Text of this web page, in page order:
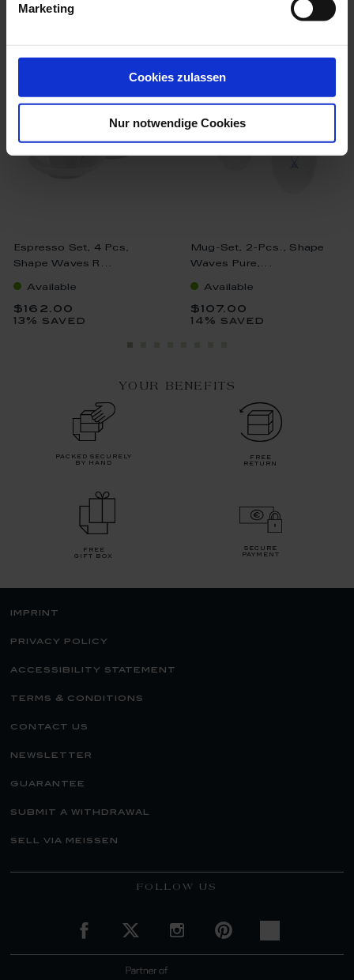
Marketing
Cookies zulassen
Nur notwendige Cookies
Espresso Set, 4 Pcs,
Shape Waves R...
Available
$162.00
13% saved
Mug-Set, 2-Pcs., Shape
Waves Pure,...
Available
$107.00
14% saved
YOUR BENEFITS
packed securely
by hand
free
return
free
gift box
secure
payment
imprint
privacy policy
accessibility statement
terms & conditions
contact us
newsletter
guarantee
submit a withdrawal
sell via meissen
FOLLOW US